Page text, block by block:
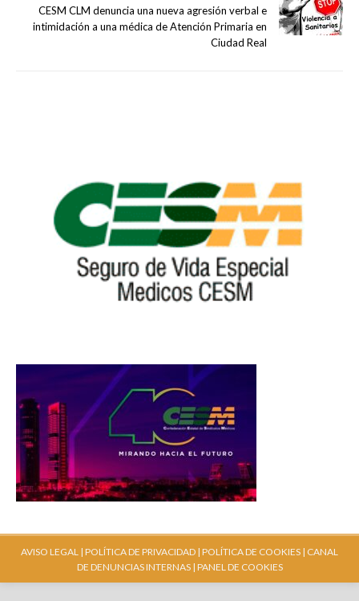
CESM CLM denuncia una nueva agresión verbal e
intimidación a una médica de Atención Primaria en
Ciudad Real
AVISO LEGAL | POLÍTICA DE PRIVACIDAD | POLÍTICA DE COOKIES | CANAL
DE DENUNCIAS INTERNAS| PANEL DE COOKIES